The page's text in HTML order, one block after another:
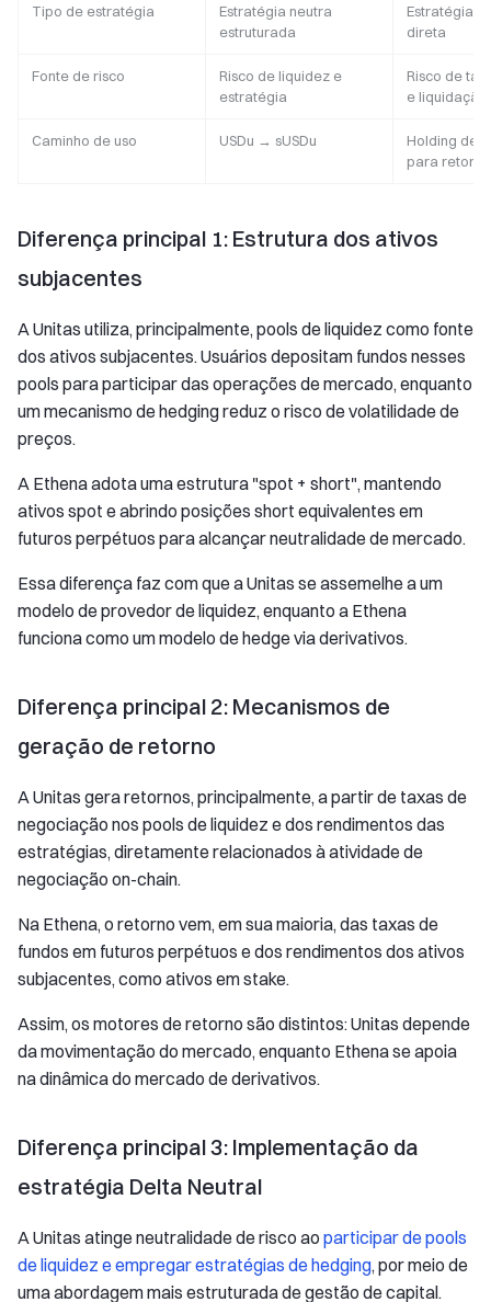
Tipo de estratégia
Estratégia neutra
estruturada
Estratégia
direta
Fonte de risco
Risco de liquidez e
estratégia
Risco de
e liquidação
Caminho de uso USDu → sUSDu
Holding de
para retorno
Diferença principal 1: Estrutura dos ativos
subjacentes
A Unitas utiliza, principalmente, pools de liquidez como fonte
dos ativos subjacentes. Usuários depositam fundos nesses
pools para participar das operações de mercado, enquanto
um mecanismo de hedging reduz o risco de volatilidade de
preços.
A Ethena adota uma estrutura "spot + short", mantendo
ativos spot e abrindo posições short equivalentes em
futuros perpétuos para alcançar neutralidade de mercado.
Essa diferença faz com que a Unitas se assemelhe a um
modelo de provedor de liquidez, enquanto a Ethena
funciona como um modelo de hedge via derivativos.
Diferença principal 2: Mecanismos de
geração de retorno
A Unitas gera retornos, principalmente, a partir de taxas de
negociação nos pools de liquidez e dos rendimentos das
estratégias, diretamente relacionados à atividade de
negociação on-chain.
Na Ethena, o retorno vem, em sua maioria, das taxas de
fundos em futuros perpétuos e dos rendimentos dos ativos
subjacentes, como ativos em stake.
Assim, os motores de retorno são distintos: Unitas depende
da movimentação do mercado, enquanto Ethena se apoia
na dinâmica do mercado de derivativos.
Diferença principal 3: Implementação da
estratégia Delta Neutral
A Unitas atinge neutralidade de risco ao participar de pools
de liquidez e empregar estratégias de hedging, por meio de
uma abordagem mais estruturada de gestão de capital.